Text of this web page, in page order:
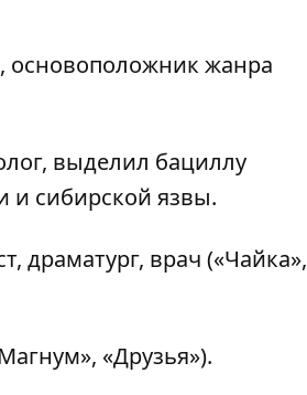
основоположник жанра
выделил бациллу
и сибирской язвы.
драматург, врач («Чайка»,
«Друзья»).